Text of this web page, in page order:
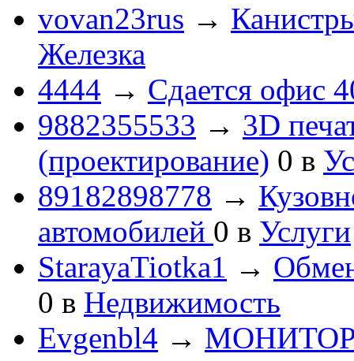
vovan23rus →
Железка
4444 → Сдается офис
9882355533 → 3D
(проектирование) 0 в
89182898778 →
автомобилей 0 в Услуги
StarayaTiotka1 →
0 в Недвижимость
Evgenbl4 → МОНИТОРЫ